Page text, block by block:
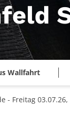
Wallfahrt
- Freitag 03.07.26,